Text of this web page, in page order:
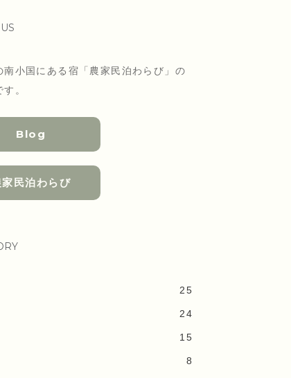
南小国にある宿「農家民泊わらび」の
。
Blog
家民泊わらび
25
24
15
8